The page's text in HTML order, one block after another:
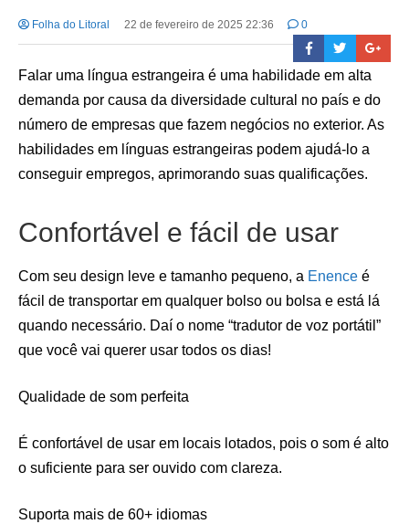
Folha do Litoral 22 de fevereiro de 2025 22:36 0
Falar uma língua estrangeira é uma habilidade em alta
demanda por causa da diversidade cultural no país e do
número de empresas que fazem negócios no exterior. As
habilidades em línguas estrangeiras podem ajudá-lo a
conseguir empregos, aprimorando suas qualificações.
Confortável e fácil de usar
Com seu design leve e tamanho pequeno, a Enence é
fácil de transportar em qualquer bolso ou bolsa e está lá
quando necessário. Daí o nome “tradutor de voz portátil”
que você vai querer usar todos os dias!
Qualidade de som perfeita
É confortável de usar em locais lotados, pois o som é alto
o suficiente para ser ouvido com clareza.
Suporta mais de 60+ idiomas